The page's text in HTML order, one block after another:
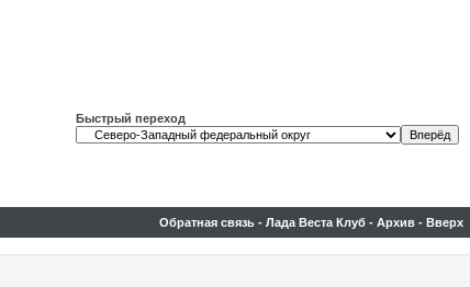
Быстрый переход
Обратная связь - Лада Веста Клуб - Архив - Вверх